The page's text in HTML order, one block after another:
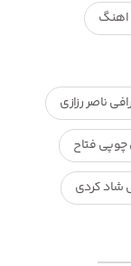
ناصر رزازی
چوپی فتاح
شاد کردی